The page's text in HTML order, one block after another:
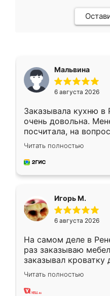
Мальвина
6 августа 2026
Заказывала кухню в
очень довольна.
посчитала, на
Замерщик приехал в
делу со всей
за день, ребята
Читать полностью
Игорь М.
6 августа 2026
На самом деле в
раз заказываю
заказывал кроватку
ребёнка при его
заказал шкаф-купе.
хорошее сборка
Читать полностью